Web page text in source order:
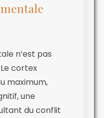
n’est pas
cortex
maximum,
une
du conflit